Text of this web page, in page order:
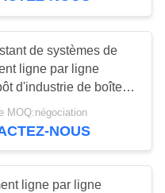
légers
de systèmes de
ligne par ligne
d'industrie de boîte
certifié
MOQ:négociation
NOUS
ligne par ligne